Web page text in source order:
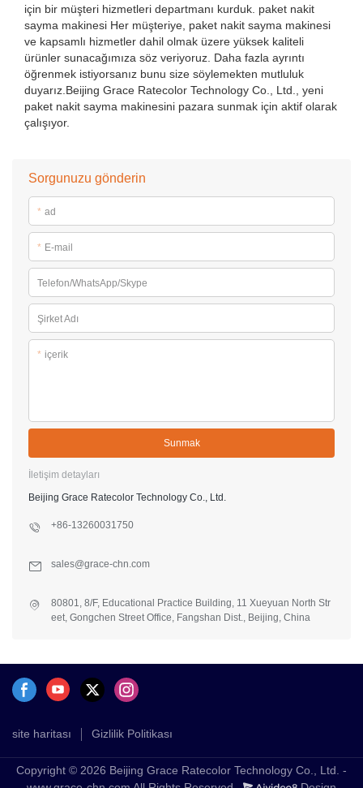
için bir müşteri hizmetleri departmanı kurduk. paket nakit
sayma makinesi Her müşteriye, paket nakit sayma makinesi
ve kapsamlı hizmetler dahil olmak üzere yüksek kaliteli
ürünler sunacağımıza söz veriyoruz. Daha fazla ayrıntı
öğrenmek istiyorsanız bunu size söylemekten mutluluk
duyarız.Beijing Grace Ratecolor Technology Co., Ltd., yeni
paket nakit sayma makinesini pazara sunmak için aktif olarak
çalışıyor.
Sorgunuzu gönderin
* ad
* E-mail
Telefon/WhatsApp/Skype
Şirket Adı
* içerik
Sunmak
İletişim detayları
Beijing Grace Ratecolor Technology Co., Ltd.
+86-13260031750
sales@grace-chn.com
80801, 8/F, Educational Practice Building, 11 Xueyuan North Str
eet, Gongchen Street Office, Fangshan Dist., Beijing, China
site haritası Gizlilik Politikası
Copyright © 2026 Beijing Grace Ratecolor Technology Co., Ltd. -